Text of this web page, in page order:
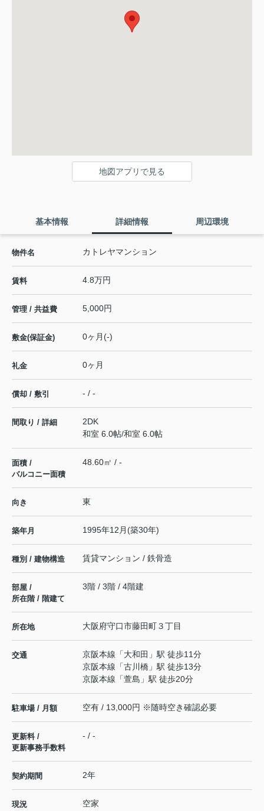
地図アプリで見る
基本情報 詳細情報 周辺環境
物件名 カトレヤマンション
賃料 4.8万円
管理 / 共益費 5,000円
敷金(保証金) 0ヶ月(-)
礼金 0ヶ月
償却 / 敷引 - / -
間取り / 詳細
2DK
和室 6.0帖/和室 6.0帖
面積 /
バルコニー面積
48.60㎡ / -
向き 東
築年月 1995年12月(築30年)
種別 / 建物構造 賃貸マンション / 鉄骨造
部屋 /
所在階 / 階建て
3階 / 3階 / 4階建
所在地 大阪府守口市藤田町３丁目
交通 京阪本線 「大和田 」駅 徒歩11分
京阪本線 「古川橋 」駅 徒歩13分
京阪本線 「萱島 」駅 徒歩20分
駐車場 / 月額 空有 / 13,000円 ※随時空き確認必要
更新料 /
更新事務手数料
- / -
契約期間 2年
現況 空家